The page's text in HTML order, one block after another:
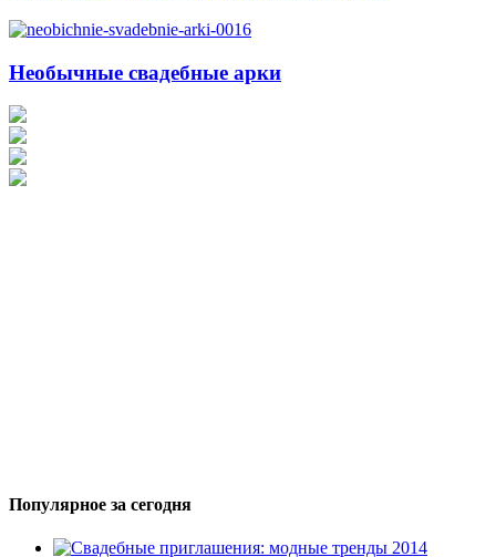
Необычные свадебные арки
Популярное за сегодня